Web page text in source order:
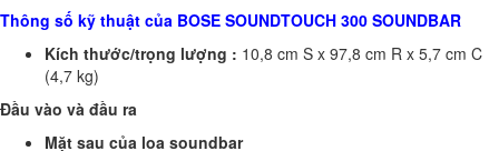
Thông số kỹ thuật của BOSE SOUNDTOUCH 300 SOUNDBAR
Kích thước/trọng lượng : 10,8 cm S x 97,8 cm R x 5,7 cm C
(4,7 kg)
Đầu vào và đầu ra
Mặt sau của loa soundbar